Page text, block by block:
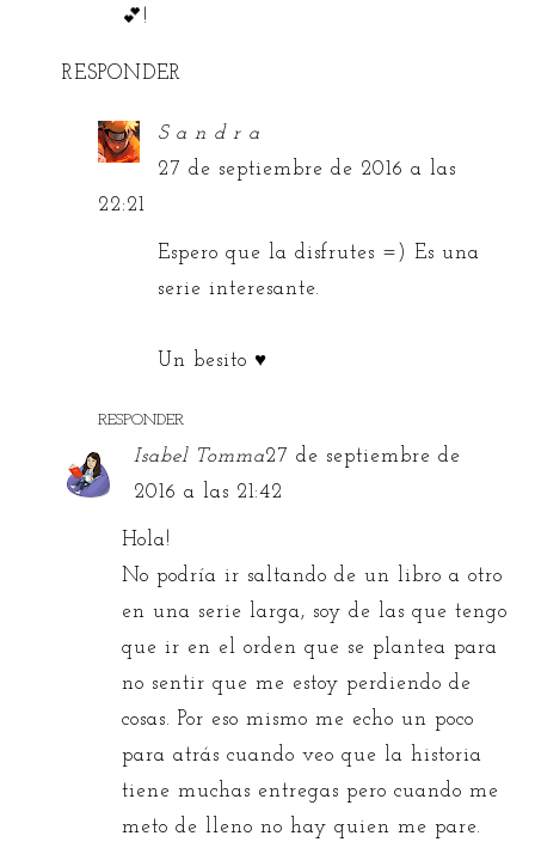
💕!
RESPONDER
S a n d r a
27 de septiembre de 2016 a las
22:21
Espero que la disfrutes =) Es una
serie interesante.
Un besito ♥
RESPONDER
Isabel Tomma27 de septiembre de
2016 a las 21:42
Hola!
No podría ir saltando de un libro a otro
en una serie larga, soy de las que tengo
que ir en el orden que se plantea para
no sentir que me estoy perdiendo de
cosas. Por eso mismo me echo un poco
para atrás cuando veo que la historia
tiene muchas entregas pero cuando me
meto de lleno no hay quien me pare.